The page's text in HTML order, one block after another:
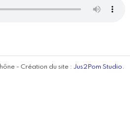
- Création du site : Jus2Pom Studio.